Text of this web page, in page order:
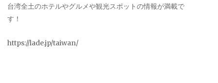
台湾全土のホテルやグルメや観光スポットの情報が満載で
す！
https://lade.jp/taiwan/